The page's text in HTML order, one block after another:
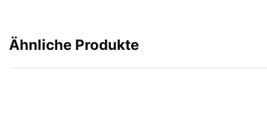
Ähnliche Produkte